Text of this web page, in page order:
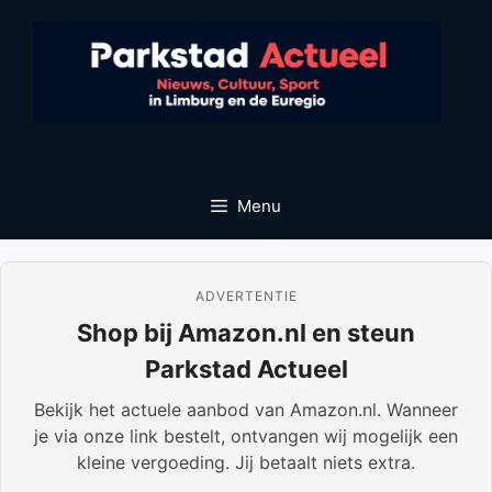
Menu
ADVERTENTIE
Shop bij Amazon.nl en steun
Parkstad Actueel
Bekijk het actuele aanbod van Amazon.nl. Wanneer
je via onze link bestelt, ontvangen wij mogelijk een
kleine vergoeding. Jij betaalt niets extra.